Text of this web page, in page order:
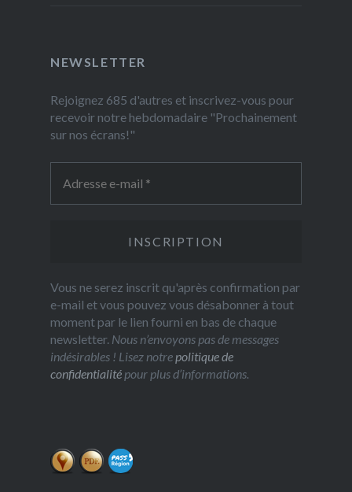
NEWSLETTER
Rejoignez 685 d'autres et inscrivez-vous pour
recevoir notre hebdomadaire "Prochainement
sur nos écrans!"
Vous ne serez inscrit qu'après confirmation par
e-mail et vous pouvez vous désabonner à tout
moment par le lien fourni en bas de chaque
newsletter. Nous n’envoyons pas de messages
indésirables ! Lisez notrepolitique de
confidentialitépour plus d’informations.